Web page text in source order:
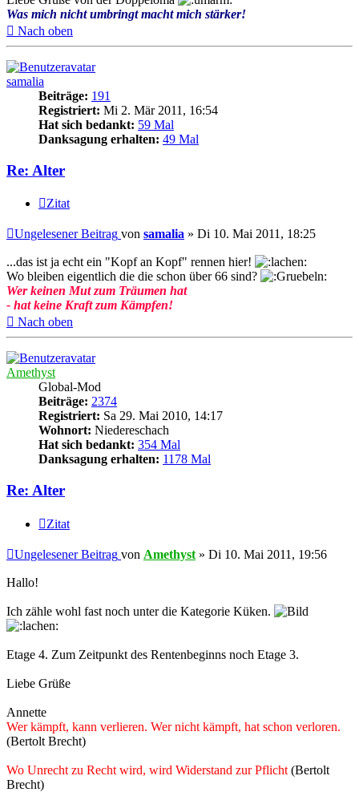
Was mich nicht umbringt macht mich stärker!
Nach oben
samalia
Beiträge: 191
Registriert: Mi 2. Mär 2011, 16:54
Hat sich bedankt: 59 Mal
Danksagung erhalten: 49 Mal
Re: Alter
Zitat
Ungelesener Beitrag von samalia » Di 10. Mai 2011, 18:25
...das ist ja echt ein "Kopf an Kopf" rennen hier!
Wo bleiben eigentlich die die schon über 66 sind?
Wer keinen Mut zum Träumen hat
- hat keine Kraft zum Kämpfen!
Nach oben
Amethyst
Global-Mod
Beiträge: 2374
Registriert: Sa 29. Mai 2010, 14:17
Wohnort: Niedereschach
Hat sich bedankt: 354 Mal
Danksagung erhalten: 1178 Mal
Re: Alter
Zitat
Ungelesener Beitrag von Amethyst » Di 10. Mai 2011, 19:56
Hallo!
Ich zähle wohl fast noch unter die Kategorie Küken.
Etage 4. Zum Zeitpunkt des Rentenbeginns noch Etage 3.
Liebe Grüße
Annette
Wer kämpft, kann verlieren. Wer nicht kämpft, hat schon verloren.
(Bertolt Brecht)
Wo Unrecht zu Recht wird, wird Widerstand zur Pflicht (Bertolt
Brecht)